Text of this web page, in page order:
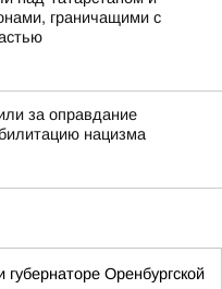
граничащими с
за оправдание
нацизма
Оренбургской